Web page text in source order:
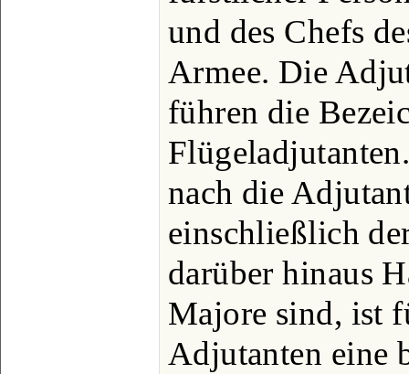
und des Chefs
Armee. Die
führen die
nach die
einschließlich
darüber hinaus
Majore sind, ist
Adjutanten eine